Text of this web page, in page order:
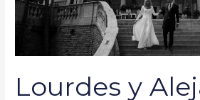
Lourdes y